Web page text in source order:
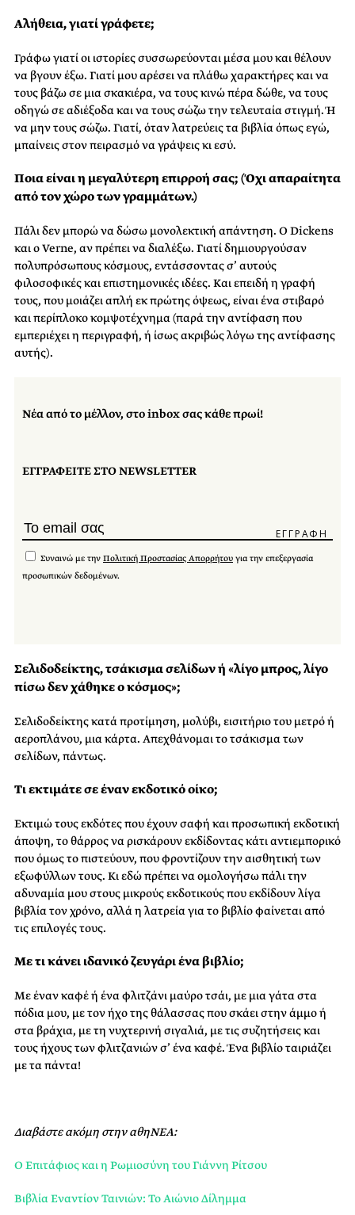
Αλήθεια, γιατί γράφετε;
Γράφω γιατί οι ιστορίες συσσωρεύονται μέσα μου και θέλουν
να βγουν έξω. Γιατί μου αρέσει να πλάθω χαρακτήρες και να
τους βάζω σε μια σκακιέρα, να τους κινώ πέρα δώθε, να τους
οδηγώ σε αδιέξοδα και να τους σώζω την τελευταία στιγμή. Ή
να μην τους σώζω. Γιατί, όταν λατρεύεις τα βιβλία όπως εγώ,
μπαίνεις στον πειρασμό να γράψεις κι εσύ.
Ποια είναι η μεγαλύτερη επιρροή σας; (Όχι απαραίτητα
από τον χώρο των γραμμάτων.)
Πάλι δεν μπορώ να δώσω μονολεκτική απάντηση. Ο Dickens
και ο Verne, αν πρέπει να διαλέξω. Γιατί δημιουργούσαν
πολυπρόσωπους κόσμους, εντάσσοντας σ’ αυτούς
φιλοσοφικές και επιστημονικές ιδέες. Και επειδή η γραφή
τους, που μοιάζει απλή εκ πρώτης όψεως, είναι ένα στιβαρό
και περίπλοκο κομψοτέχνημα (παρά την αντίφαση που
εμπεριέχει η περιγραφή, ή ίσως ακριβώς λόγω της αντίφασης
αυτής).
Νέα από το μέλλον, στο inbox σας κάθε πρωί!
ΕΓΓΡΑΦΕΙΤΕ ΣΤΟ NEWSLETTER
Συναινώ με την Πολιτική Προστασίας Απορρήτου για την επεξεργασία
προσωπικών δεδομένων.
Σελιδοδείκτης, τσάκισμα σελίδων ή «λίγο μπρος, λίγο
πίσω δεν χάθηκε ο κόσμος»;
Σελιδοδείκτης κατά προτίμηση, μολύβι, εισιτήριο του μετρό ή
αεροπλάνου, μια κάρτα. Απεχθάνομαι το τσάκισμα των
σελίδων, πάντως.
Τι εκτιμάτε σε έναν εκδοτικό οίκο;
Εκτιμώ τους εκδότες που έχουν σαφή και προσωπική εκδοτική
άποψη, το θάρρος να ρισκάρουν εκδίδοντας κάτι αντιεμπορικό
που όμως το πιστεύουν, που φροντίζουν την αισθητική των
εξωφύλλων τους. Κι εδώ πρέπει να ομολογήσω πάλι την
αδυναμία μου στους μικρούς εκδοτικούς που εκδίδουν λίγα
βιβλία τον χρόνο, αλλά η λατρεία για το βιβλίο φαίνεται από
τις επιλογές τους.
Με τι κάνει ιδανικό ζευγάρι ένα βιβλίο;
Με έναν καφέ ή ένα φλιτζάνι μαύρο τσάι, με μια γάτα στα
πόδια μου, με τον ήχο της θάλασσας που σκάει στην άμμο ή
στα βράχια, με τη νυχτερινή σιγαλιά, με τις συζητήσεις και
τους ήχους των φλιτζανιών σ’ ένα καφέ. Ένα βιβλίο ταιριάζει
με τα πάντα!
Διαβάστε ακόμη στην αθηΝΕΑ:
Ο Επιτάφιος και η Ρωμιοσύνη του Γιάννη Ρίτσου
Βιβλία Εναντίον Ταινιών: Το Αιώνιο Δίλημμα